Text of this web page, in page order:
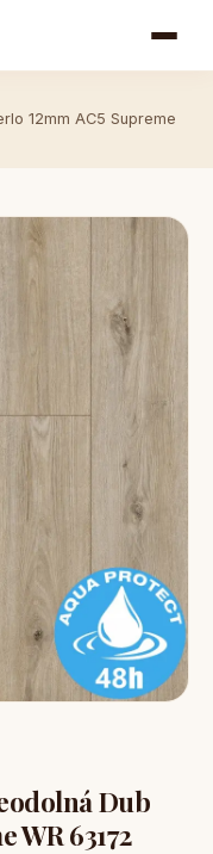
12mm AC5 Supreme
Dub
WR 63172